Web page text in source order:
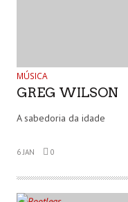
MÚSICA
GREG WILSON
A sabedoria da idade
6 JAN 0